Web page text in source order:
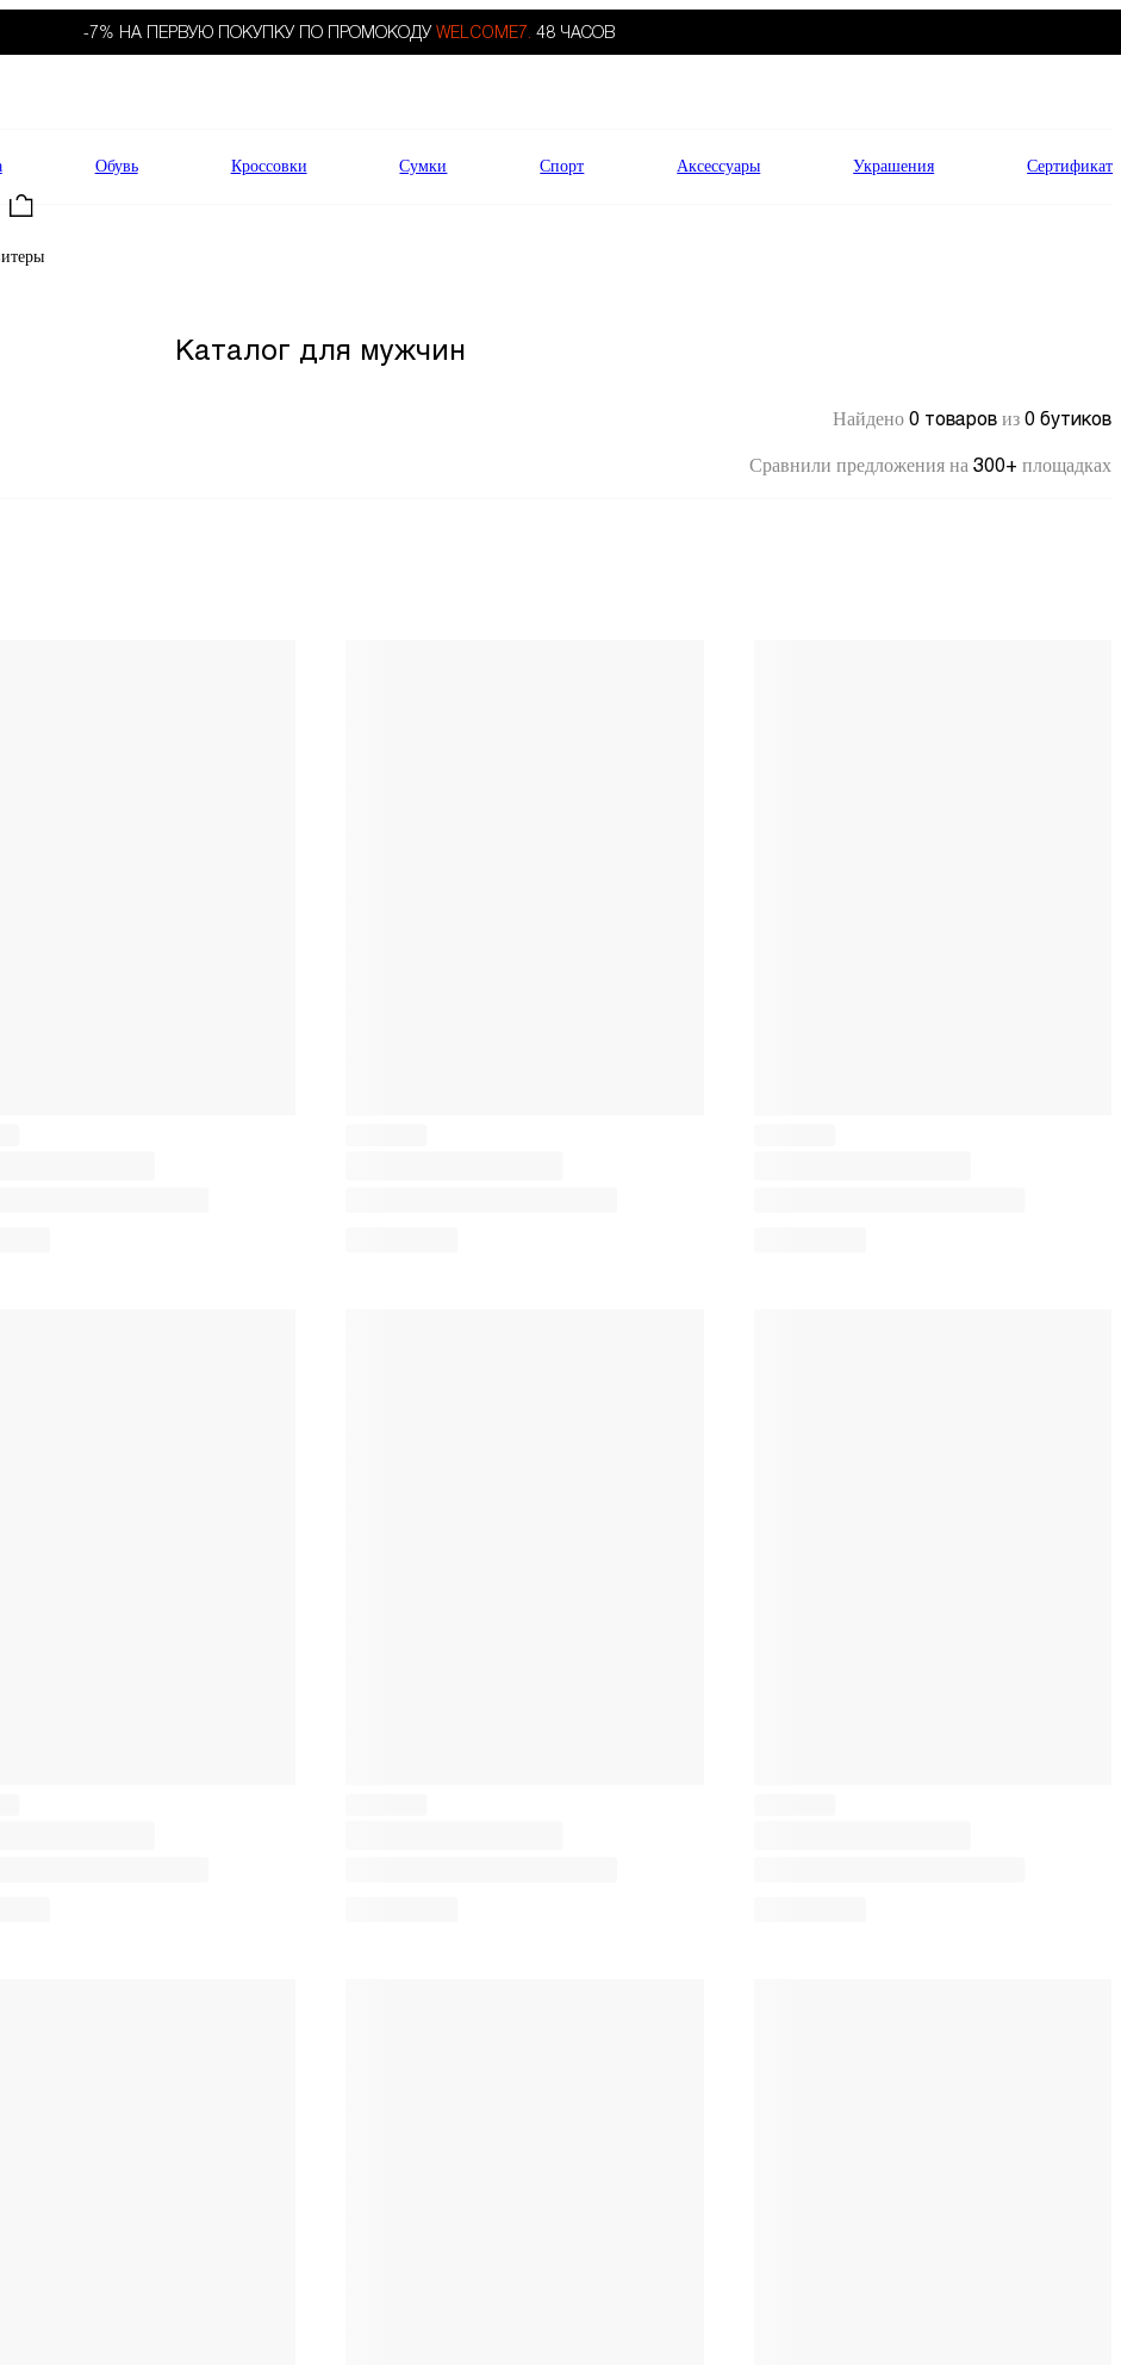
-7% НА ПЕРВУЮ ПОКУПКУ ПО ПРОМОКОДУ WELCOME7. 48 ЧАСОВ
Обувь Кроссовки Сумки Спорт Аксессуары Украшения Сертификат
Каталог для мужчин
Найдено 0 товаров из 0 бутиков
Сравнили предложения на 300+ площадках